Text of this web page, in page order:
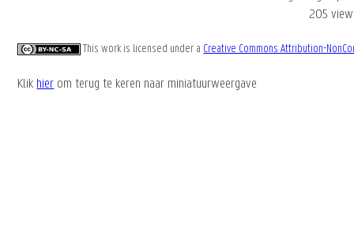
205
This work is licensed under a Creative Commons Attribution-
Klik hier om terug te keren naar miniatuurweergave